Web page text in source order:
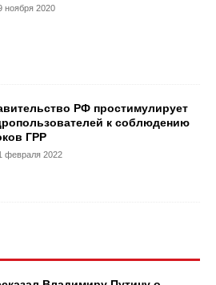
ноября 2020
РФ простимулирует
к соблюдению
ГРР
февраля 2022